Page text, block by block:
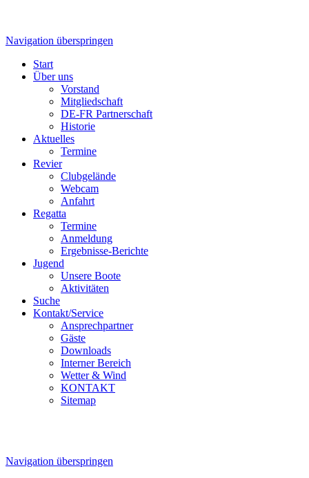
Navigation überspringen
Start
Über uns
Vorstand
Mitgliedschaft
DE-FR Partnerschaft
Historie
Aktuelles
Termine
Revier
Clubgelände
Webcam
Anfahrt
Regatta
Termine
Anmeldung
Ergebnisse-Berichte
Jugend
Unsere Boote
Aktivitäten
Suche
Kontakt/Service
Ansprechpartner
Gäste
Downloads
Interner Bereich
Wetter & Wind
KONTAKT
Sitemap
Navigation überspringen